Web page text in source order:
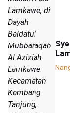
Lamkawe, di
Dayah
Baldatul
Mubbaraqah
Al Aziziah
Lamkawe
Kecamatan
Kembang
Tanjung,